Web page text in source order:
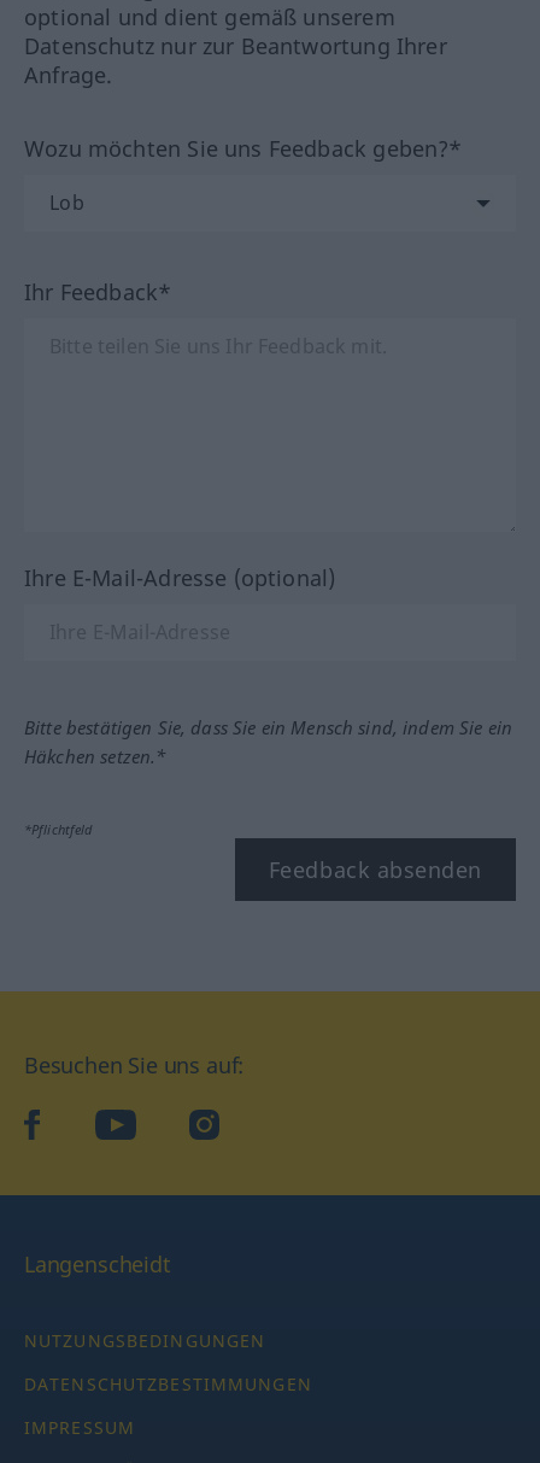
optional und dient gemäß unserem
Datenschutz nur zur Beantwortung Ihrer
Anfrage.
Wozu möchten Sie uns Feedback geben?*
Ihr Feedback*
Ihre E-Mail-Adresse (optional)
Bitte bestätigen Sie, dass Sie ein Mensch sind, indem Sie ein
Häkchen setzen.*
*Pflichtfeld
Feedback absenden
Besuchen Sie uns auf:
facebookYouTube Instagram
Langenscheidt
NUTZUNGSBEDINGUNGEN
DATENSCHUTZBESTIMMUNGEN
IMPRESSUM